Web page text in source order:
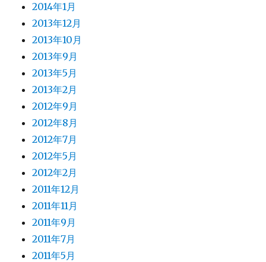
2014年1月
2013年12月
2013年10月
2013年9月
2013年5月
2013年2月
2012年9月
2012年8月
2012年7月
2012年5月
2012年2月
2011年12月
2011年11月
2011年9月
2011年7月
2011年5月